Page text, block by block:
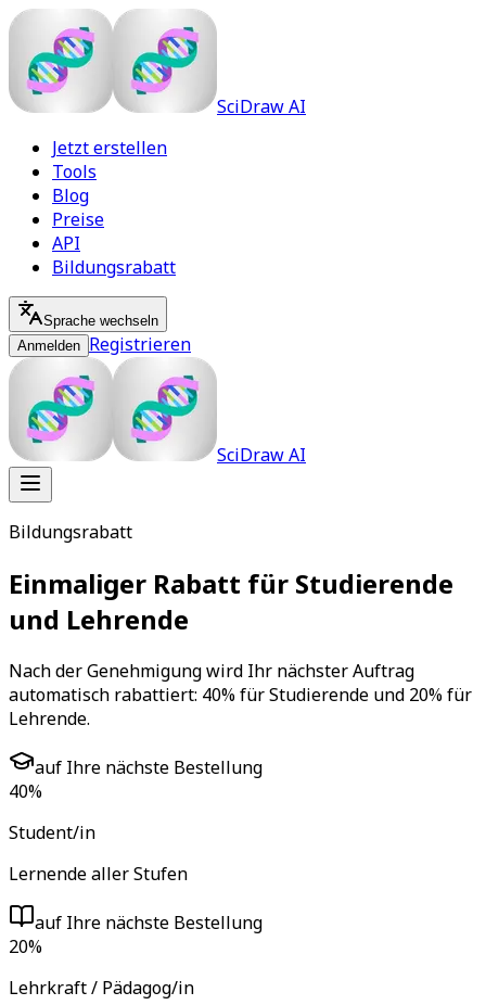
SciDraw AI
Jetzt erstellen
Tools
Blog
Preise
API
Bildungsrabatt
Sprache wechseln
Anmelden Registrieren
SciDraw AI
Bildungsrabatt
Einmaliger Rabatt für Studierende
und Lehrende
Nach der Genehmigung wird Ihr nächster Auftrag
automatisch rabattiert: 40% für Studierende und 20% für
Lehrende.
auf Ihre nächste Bestellung
40%
Student/in
Lernende aller Stufen
auf Ihre nächste Bestellung
20%
Lehrkraft / Pädagog/in